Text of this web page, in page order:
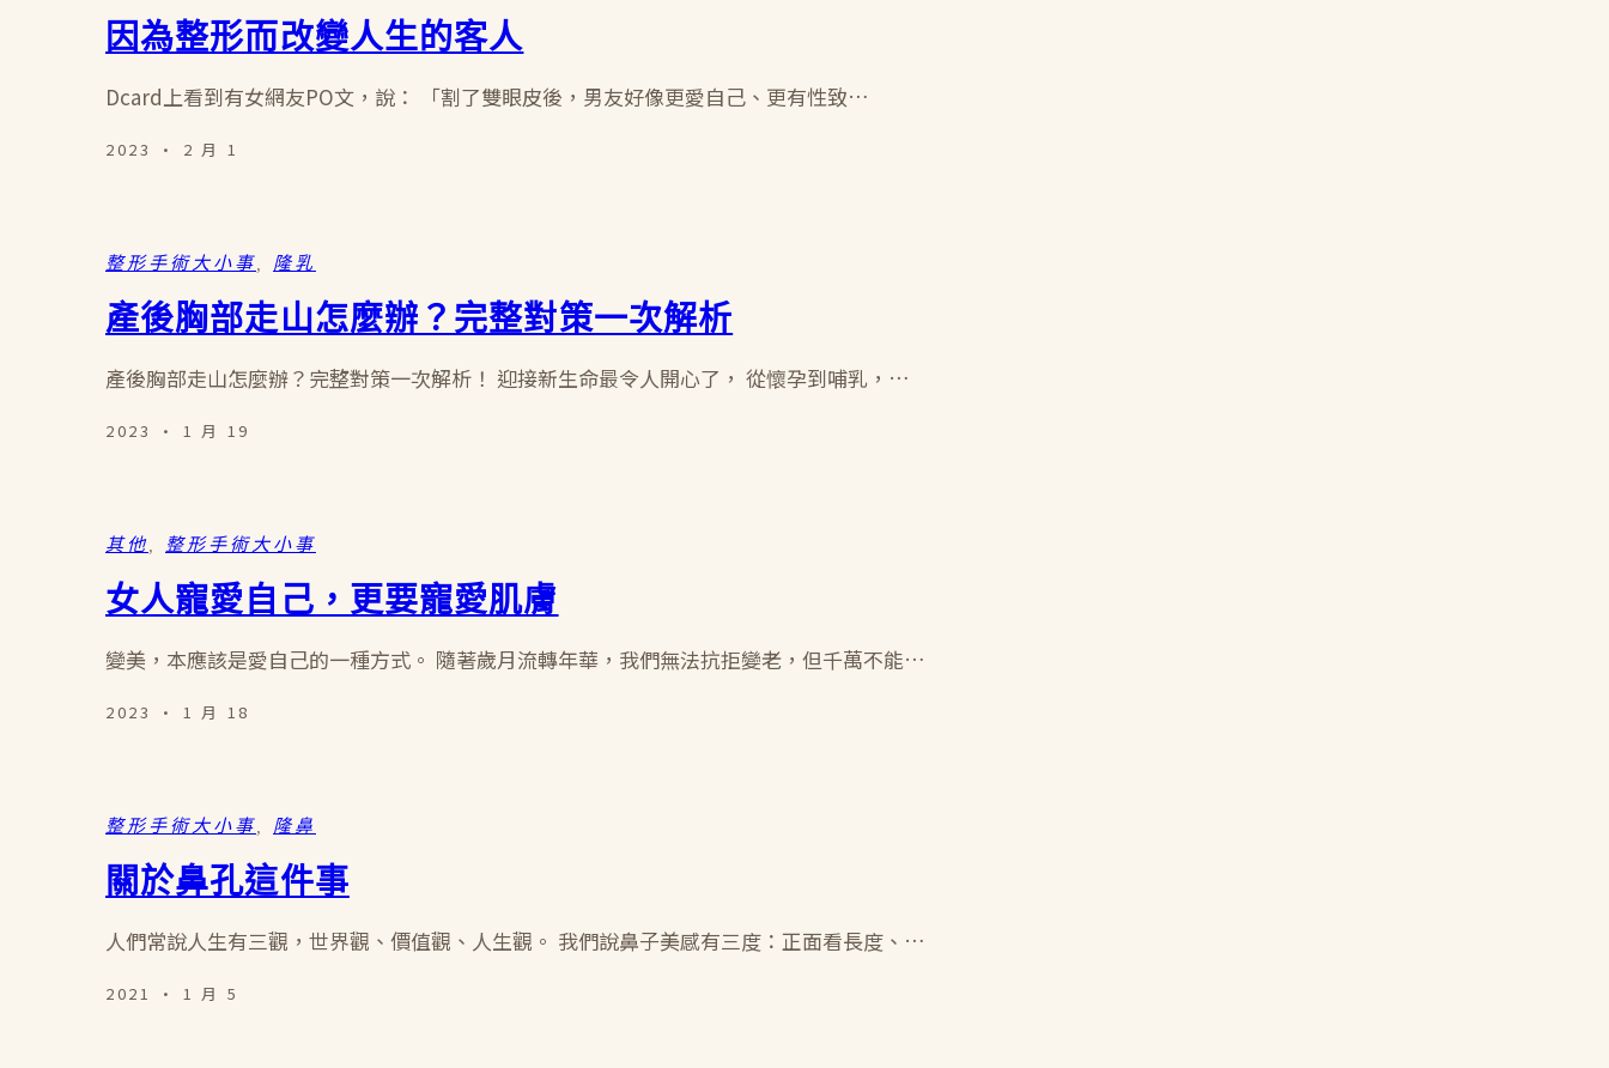
因為整形而改變人生的客人
Dcard上看到有女網友PO文，說： 「割了雙眼皮後，男友好像更愛自己、更有性致…
2023 · 2 月 1
整形手術大小事 隆乳
產後胸部走山怎麼辦？完整對策一次解析
產後胸部走山怎麼辦？完整對策一次解析！ 迎接新生命最令人開心了， 從懷孕到哺乳，…
2023 · 1 月 19
其他 整形手術大小事
女人寵愛自己，更要寵愛肌膚
變美，本應該是愛自己的一種方式。 隨著歲月流轉年華，我們無法抗拒變老，但千萬不能…
2023 · 1 月 18
整形手術大小事 隆鼻
關於鼻孔這件事
人們常說人生有三觀，世界觀、價值觀、人生觀。 我們說鼻子美感有三度：正面看長度、…
2021 · 1 月 5